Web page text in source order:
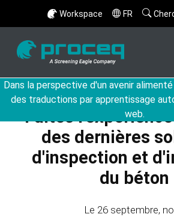
Workspace FR
Dans la perspective d'un avenir
des traductions par apprentissage
web.
Faites
des dernières
d'inspection et
du béton
Le 26 septembre,